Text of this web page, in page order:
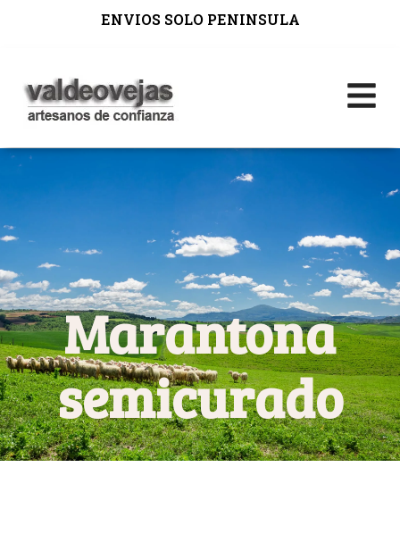
ENVIOS SOLO PENINSULA
Marantona
semicurado